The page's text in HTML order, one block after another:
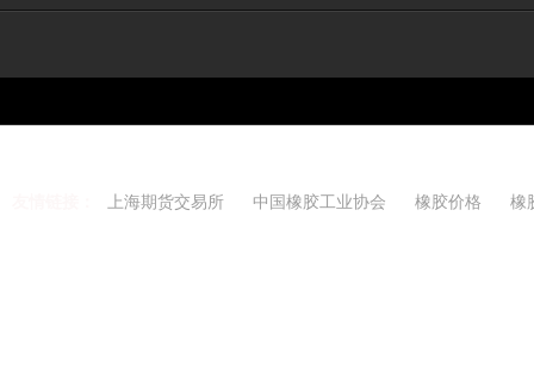
上海期货交易所 中国橡胶工业协会 橡胶价格 橡